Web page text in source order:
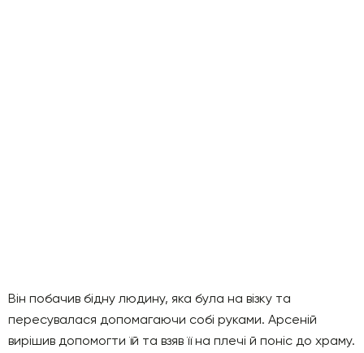
Він побачив бідну людину, яка була на візку та
пересувалася допомагаючи собі руками. Арсеній
вирішив допомогти їй та взяв її на плечі й поніс до храму.